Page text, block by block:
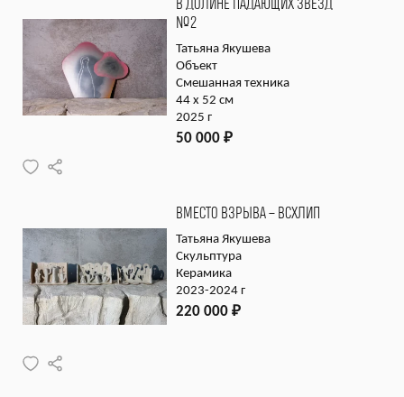
В ДОЛИНЕ ПАДАЮЩИХ ЗВЕЗД
№2
Татьяна Якушева
Объект
Смешанная техника
44 х 52 см
2025 г
50 000 ₽
ВМЕСТО ВЗРЫВА – ВСХЛИП
Татьяна Якушева
Скульптура
Керамика
2023-2024 г
220 000 ₽